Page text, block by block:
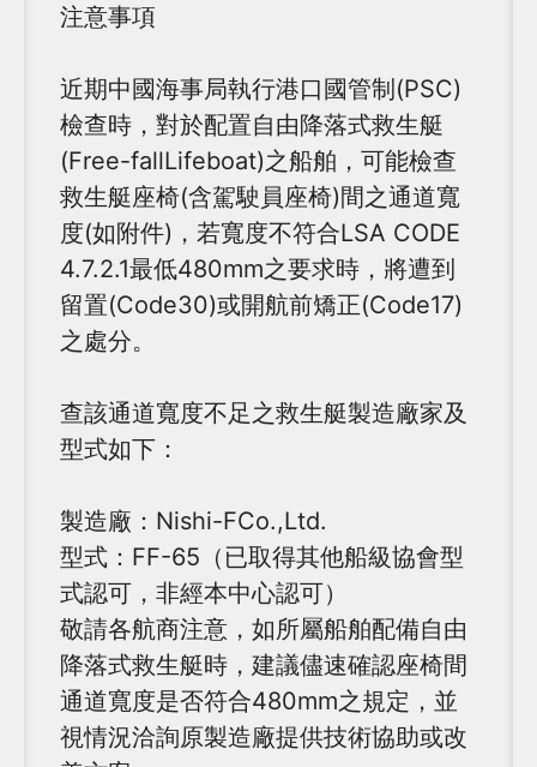
注意事項
近期中國海事局執行港口國管制(PSC)
檢查時，對於配置自由降落式救生艇
(Free-fallLifeboat)之船舶，可能檢查
救生艇座椅(含駕駛員座椅)間之通道寬
度(如附件)，若寬度不符合LSA CODE
4.7.2.1最低480mm之要求時，將遭到
留置(Code30)或開航前矯正(Code17)
之處分。
查該通道寬度不足之救生艇製造廠家及
型式如下：
製造廠：Nishi-FCo.,Ltd.
型式：FF-65（已取得其他船級協會型
式認可，非經本中心認可）
敬請各航商注意，如所屬船舶配備自由
降落式救生艇時，建議儘速確認座椅間
通道寬度是否符合480mm之規定，並
視情況洽詢原製造廠提供技術協助或改